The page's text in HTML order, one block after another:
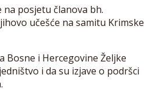
na posjetu članova bh.
učešće na samitu Krimske
Bosne i Hercegovine Željke
i da su izjave o podršci